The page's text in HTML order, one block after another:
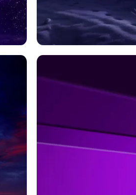
クリスマス 風景 冬 雪
クリスマスツリー